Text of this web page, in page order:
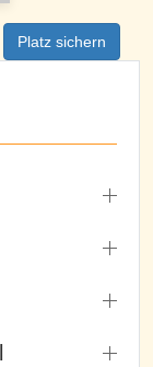
Platz sichern